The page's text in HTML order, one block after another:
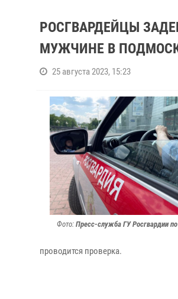
РОСГВАРДЕЙЦЫ
МУЖЧИНЕ В
25 августа 2023, 15:23
Фото: Пресс-служба ГУ Росгвардии
проводится проверка.